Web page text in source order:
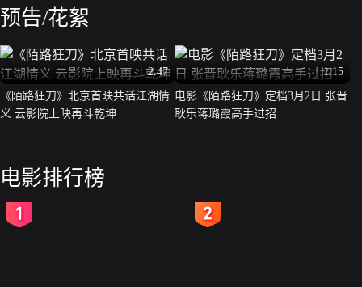
预告/花絮
2:47
《陌路狂刀》北京首映共话江湖情
义 云影院上映再斗乾坤
1:15
电影《陌路狂刀》定档3月2日 张晋
耿乐蒋璐霞高手过招
电影排行榜